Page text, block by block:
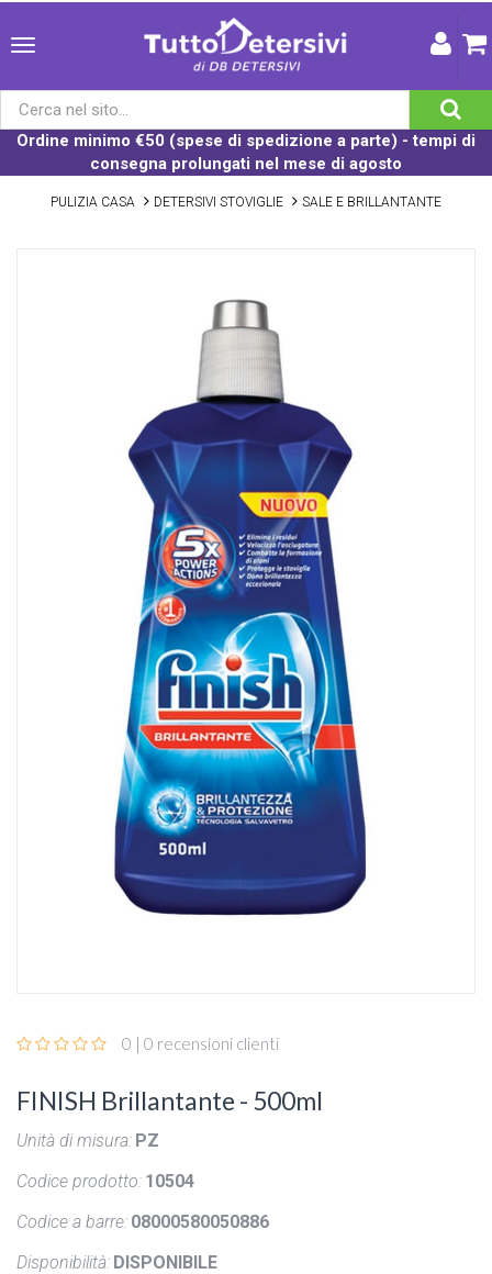
Ordine minimo €50 (spese di spedizione a parte) - tempi di
consegna prolungati nel mese di agosto
PULIZIA CASA DETERSIVI STOVIGLIE SALE E BRILLANTANTE
0 | 0 recensioni clienti
FINISH Brillantante - 500ml
Unità di misura: PZ
Codice prodotto: 10504
Codice a barre: 08000580050886
Disponibilità: DISPONIBILE